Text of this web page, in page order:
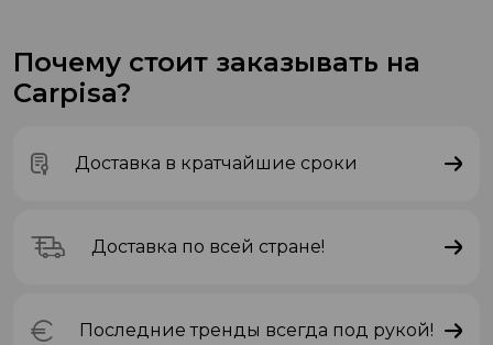
Почему стоит заказывать на
Carpisa?
Доставка в кратчайшие сроки
Доставка по всей стране!
Последние тренды всегда под рукой!